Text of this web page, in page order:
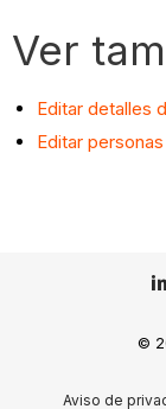
Ver
Editar detalles
Editar
©
Aviso de